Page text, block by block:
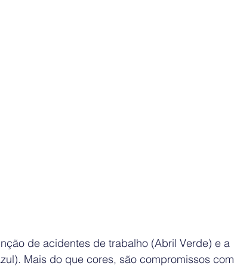
de acidentes de trabalho (Abril Verde) e a
Mais do que cores, são compromissos com